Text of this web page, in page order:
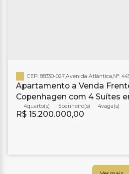
Apartamento a Venda
Copenhagen com 4 Suítes
Camboriú
R$ 15.200.000,00
CEP: 88330-027,Avenida Atlântica,N°:
4 5banheiro(s) 4